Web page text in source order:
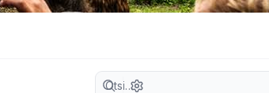
Täiendatud otsing